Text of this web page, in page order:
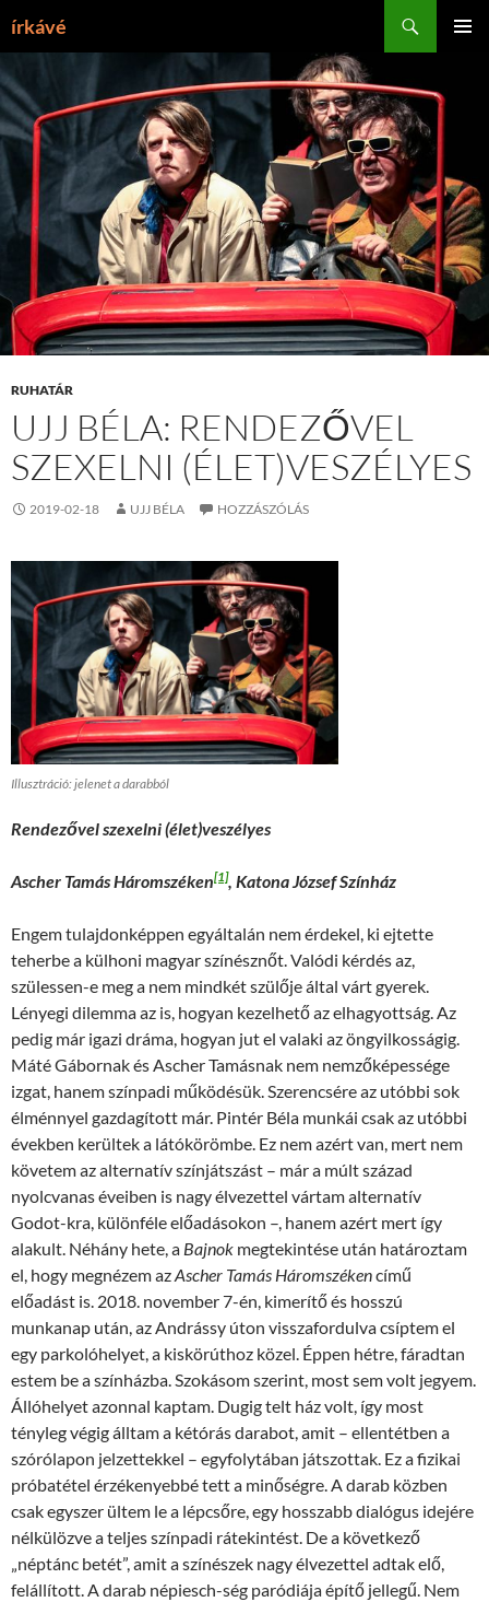
írkávé
RUHATÁR
UJJ BÉLA: RENDEZŐVEL
SZEXELNI (ÉLET)VESZÉLYES
2019-02-18 UJJ BÉLA HOZZÁSZÓLÁS
Illusztráció: jelenet a darabból
Rendezővel szexelni (élet)veszélyes
Ascher Tamás Háromszéken[1], Katona József Színház
Engem tulajdonképpen egyáltalán nem érdekel, ki ejtette
teherbe a külhoni magyar színésznőt. Valódi kérdés az,
szülessen-e meg a nem mindkét szülője által várt gyerek.
Lényegi dilemma az is, hogyan kezelhető az elhagyottság. Az
pedig már igazi dráma, hogyan jut el valaki az öngyilkosságig.
Máté Gábornak és Ascher Tamásnak nem nemzőképessége
izgat, hanem színpadi működésük. Szerencsére az utóbbi sok
élménnyel gazdagított már. Pintér Béla munkái csak az utóbbi
években kerültek a látókörömbe. Ez nem azért van, mert nem
követem az alternatív színjátszást – már a múlt század
nyolcvanas éveiben is nagy élvezettel vártam alternatív
Godot-kra, különféle előadásokon –, hanem azért mert így
alakult. Néhány hete, a Bajnok megtekintése után határoztam
el, hogy megnézem azAscher Tamás Háromszékencímű
előadást is. 2018. november 7-én, kimerítő és hosszú
munkanap után, az Andrássy úton visszafordulva csíptem el
egy parkolóhelyet, a kiskörúthoz közel. Éppen hétre, fáradtan
estem be a színházba. Szokásom szerint, most sem volt jegyem.
Állóhelyet azonnal kaptam. Dugig telt ház volt, így most
tényleg végig álltam a kétórás darabot, amit – ellentétben a
szórólapon jelzettekkel – egyfolytában játszottak. Ez a fizikai
próbatétel érzékenyebbé tett a minőségre. A darab közben
csak egyszer ültem le a lépcsőre, egy hosszabb dialógus idejére
nélkülözve a teljes színpadi rátekintést. De a következő
„néptánc betét”, amit a színészek nagy élvezettel adtak elő,
felállított. A darab népiesch-ség paródiája építő jellegű. Nem